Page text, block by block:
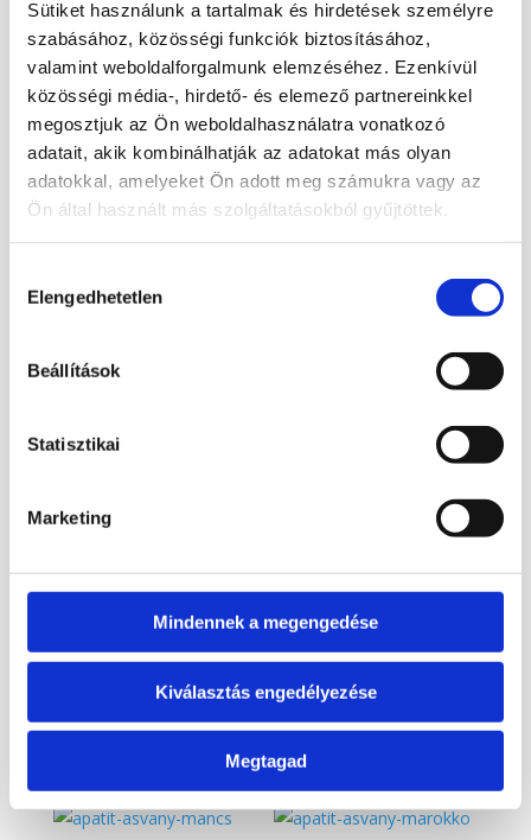
Sütiket használunk a tartalmak és hirdetések személyre
szabásához, közösségi funkciók biztosításához,
valamint weboldalforgalmunk elemzéséhez. Ezenkívül
közösségi média-, hirdető- és elemező partnereinkkel
megosztjuk az Ön weboldalhasználatra vonatkozó
adatait, akik kombinálhatják az adatokat más olyan
adatokkal, amelyeket Ön adott meg számukra vagy az
Ön által használt más szolgáltatásokból gyűjtöttek.
kiválasztása
Elengedhetetlen
Beállítások
Statisztikai
Marketing
Mindennek a megengedése
Kiválasztás engedélyezése
Megtagad
Labradorit félhold
20 900 Ft
Bővebb információ
Kosárba
Labradorit félhold
19 900Ft
Bővebb információ
Kosárba
Bővebb információ
Kosárba
Érdekelhetnek még…
Kapcsolódó termékek